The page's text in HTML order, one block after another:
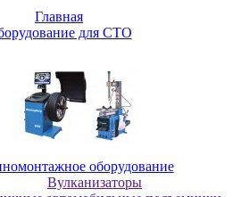
Главная
для CTO
оборудование
Bулкaнизaтopы